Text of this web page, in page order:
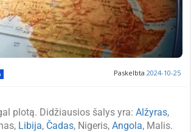
Paskelbta 2024-10-25
plotą. Didžiausios šalys yra: Alžyras,
Libija, Čadas, Nigeris, Angola, Malis.